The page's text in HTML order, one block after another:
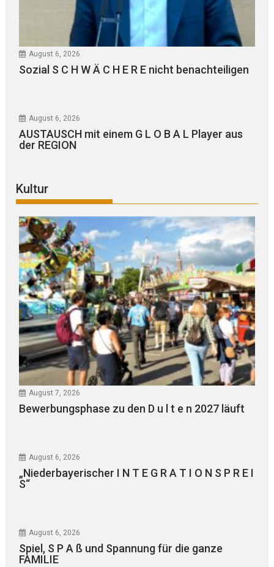
August 6, 2026
Sozial S C H W Ä C H E R E nicht benachteiligen
August 6, 2026
AUSTAUSCH mit einem G L O B A L Player aus
der REGION
Kultur
August 7, 2026
Bewerbungsphase zu den D u l t e n 2027 läuft
August 6, 2026
„Niederbayerischer I N T E G R A T I O N S P R E I
S“
August 6, 2026
Spiel, S P A ß und Spannung für die ganze
FAMILIE